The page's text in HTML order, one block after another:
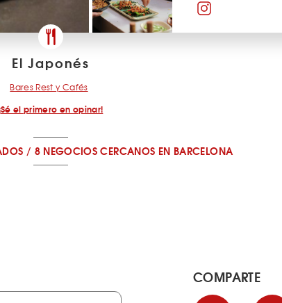
El Japonés
Bares Rest y Cafés
¡Sé el primero en opinar!
/ 8 NEGOCIOS CERCANOS EN BARCELONA
COMPARTE